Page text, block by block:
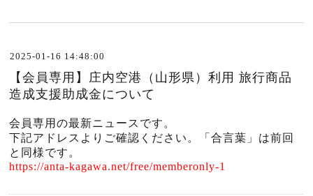
2025-01-16 14:48:00
【会員専用】庄内空港（山形県）利用 旅行商品
造成支援助成金について
会員専用の最新ニュースです。
下記アドレスよりご確認ください。「合言葉」は前回
と同様です。
https://anta-kagawa.net/free/memberonly-1